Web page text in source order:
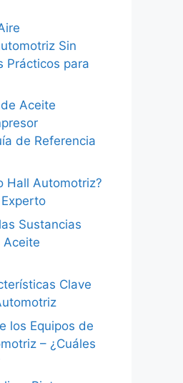
Sin
Prácticos para
Aceite
de Referencia
Hall Automotriz?
Sustancias
Aceite
Clave
los Equipos de
– ¿Cuáles